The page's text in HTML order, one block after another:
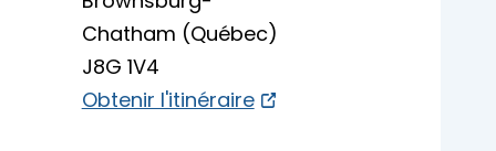
Chatham (Québec)
J8G 1V4
Obtenir l'itinéraire